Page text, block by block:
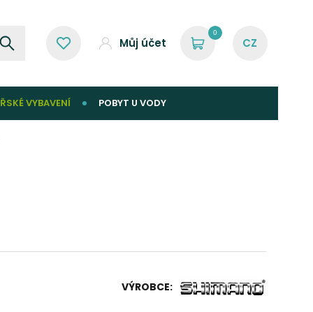
Můj účet
0
VYBAVENÍ POBYT U VODY
VÝROBCE: